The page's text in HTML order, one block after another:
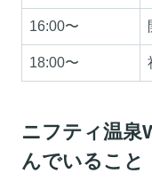
16:00〜
18:00〜
ニフティ温泉
んでいること